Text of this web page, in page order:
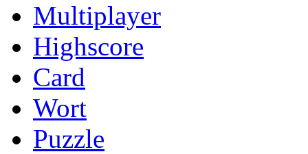
Multiplayer
Highscore
Card
Wort
Puzzle